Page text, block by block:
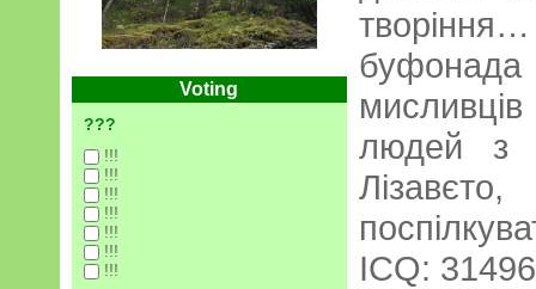
Voting
???
!!!
!!!
!!!
!!!
!!!
!!!
!!!
людей з
ICQ: